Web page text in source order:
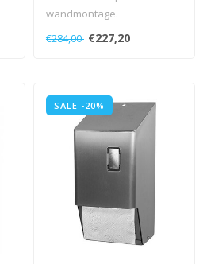
handdoekdispenser
wandmontage.
Zeepdispenser links,
handdoekdispenser re..
€284,00 €227,20
SALE -20%